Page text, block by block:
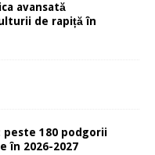
avansată
de rapiță în
peste 180 podgorii
în 2026-2027